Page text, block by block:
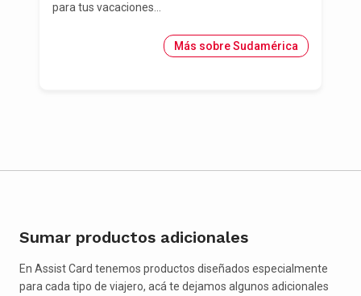
para tus vacaciones...
Más sobre Sudamérica
Sumar productos adicionales
En Assist Card tenemos productos diseñados especialmente
para cada tipo de viajero, acá te dejamos algunos adicionales